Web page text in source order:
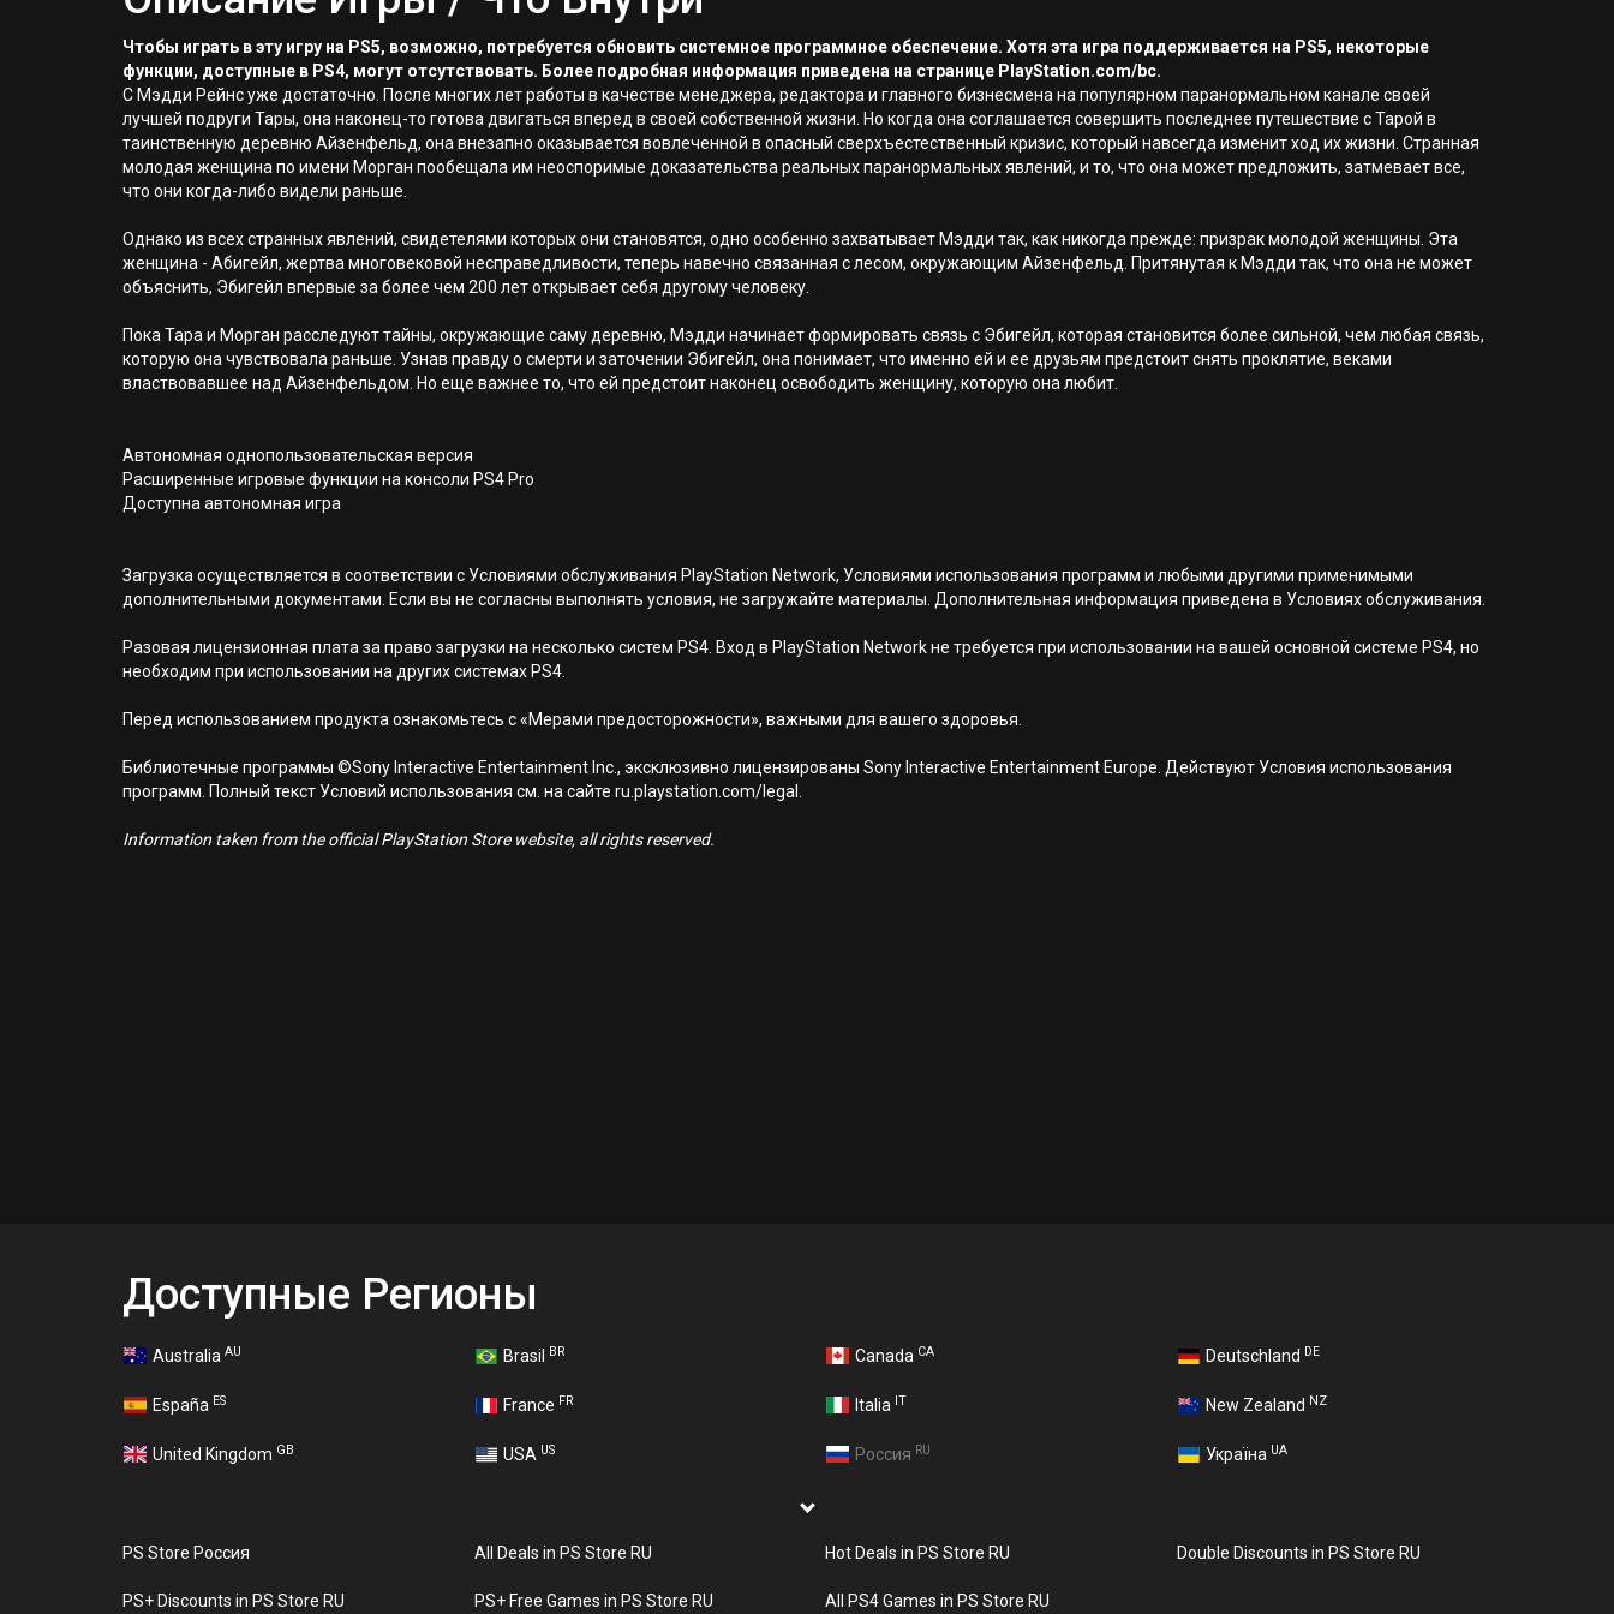
Чтобы играть в эту игру на PS5, возможно, потребуется обновить системное программное обеспечение. Хотя эта игра поддерживается на PS5, некоторые
функции, доступные в PS4, могут отсутствовать. Более подробная информация приведена на странице PlayStation.com/bc.
С Мэдди Рейнс уже достаточно. После многих лет работы в качестве менеджера, редактора и главного бизнесмена на популярном паранормальном канале своей
лучшей подруги Тары, она наконец-то готова двигаться вперед в своей собственной жизни. Но когда она соглашается совершить последнее путешествие с Тарой в
таинственную деревню Айзенфельд, она внезапно оказывается вовлеченной в опасный сверхъестественный кризис, который навсегда изменит ход их жизни. Странная
молодая женщина по имени Морган пообещала им неоспоримые доказательства реальных паранормальных явлений, и то, что она может предложить, затмевает все,
что они когда-либо видели раньше.
Однако из всех странных явлений, свидетелями которых они становятся, одно особенно захватывает Мэдди так, как никогда прежде: призрак молодой женщины. Эта
женщина - Абигейл, жертва многовековой несправедливости, теперь навечно связанная с лесом, окружающим Айзенфельд. Притянутая к Мэдди так, что она не может
объяснить, Эбигейл впервые за более чем 200 лет открывает себя другому человеку.
Пока Тара и Морган расследуют тайны, окружающие саму деревню, Мэдди начинает формировать связь с Эбигейл, которая становится более сильной, чем любая связь,
которую она чувствовала раньше. Узнав правду о смерти и заточении Эбигейл, она понимает, что именно ей и ее друзьям предстоит снять проклятие, веками
властвовавшее над Айзенфельдом. Но еще важнее то, что ей предстоит наконец освободить женщину, которую она любит.
Автономная однопользовательская версия
Расширенные игровые функции на консоли PS4 Pro
Доступна автономная игра
Загрузка осуществляется в соответствии с Условиями обслуживания PlayStation Network, Условиями использования программ и любыми другими применимыми
дополнительными документами. Если вы не согласны выполнять условия, не загружайте материалы. Дополнительная информация приведена в Условиях обслуживания.
Разовая лицензионная плата за право загрузки на несколько систем PS4. Вход в PlayStation Network не требуется при использовании на вашей основной системе PS4, но
необходим при использовании на других системах PS4.
Перед использованием продукта ознакомьтесь с «Мерами предосторожности», важными для вашего здоровья.
Библиотечные программы ©Sony Interactive Entertainment Inc., эксклюзивно лицензированы Sony Interactive Entertainment Europe. Действуют Условия использования
программ. Полный текст Условий использования см. на сайте ru.playstation.com/legal.
Information taken from the official PlayStation Store website, all rights reserved.
Доступные Регионы
Australia AU Brasil BR Canada CA Deutschland DE
España ES France FR Italia IT New Zealand NZ
United Kingdom GB USA US Россия RU Україна UA
PS Store Россия All Deals in PS Store RU Hot Deals in PS Store RU Double Discounts in PS Store RU
PS+ Discounts in PS Store RU PS+ Free Games in PS Store RU All PS4 Games in PS Store RU